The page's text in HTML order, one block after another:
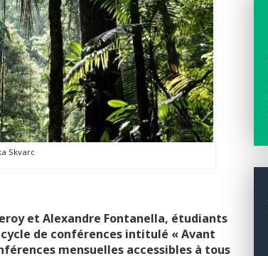
Skvarc
et Alexandre Fontanella, étudiants
de conférences intitulé « Avant
mensuelles accessibles à tous